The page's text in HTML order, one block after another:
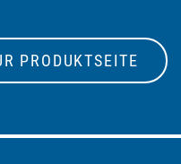
PRODUKTSEITE